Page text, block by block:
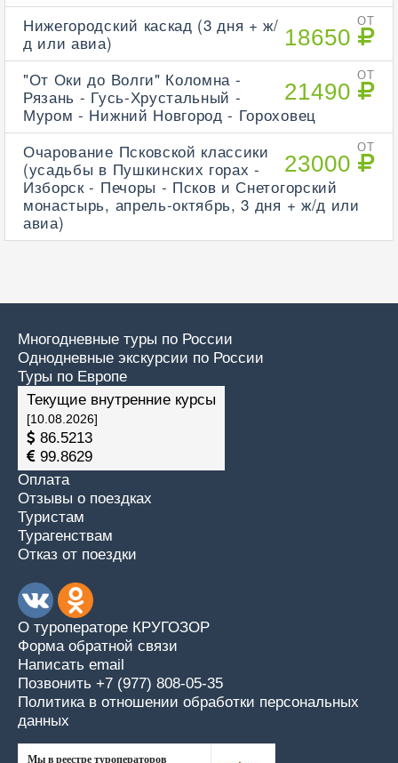
ОТ
18650
Нижегородский каскад (3 дня + ж/
д или авиа)
ОТ
21490
"От Оки до Волги" Коломна -
Рязань - Гусь-Хрустальный -
Муром - Нижний Новгород - Гороховец
ОТ
23000
Очарование Псковской классики
(усадьбы в Пушкинских горах -
Изборск - Печоры - Псков и Снетогорский
монастырь, апрель-октябрь, 3 дня + ж/д или
авиа)
Многодневные туры по России
Однодневные экскурсии по России
Туры по Европе
Текущие внутренние курсы
[10.08.2026]
86.5213
99.8629
Оплата
Отзывы о поездках
Туристам
Турагенствам
Отказ от поездки
О туроператоре КРУГОЗОР
Форма обратной связи
Написать email
Позвонить +7 (977) 808-05-35
Политика в отношении обработки персональных
данных
Мы в реестре туроператоров